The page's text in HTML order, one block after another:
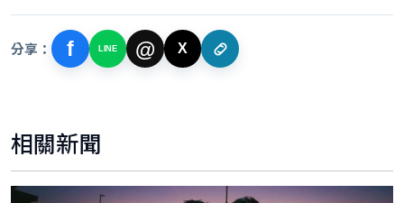
分享： f LINE @ X
相關新聞